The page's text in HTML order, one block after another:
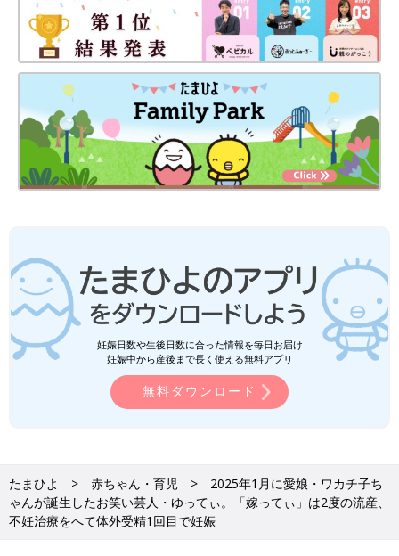
妊娠日数や生後日数に合った情報を毎日お届け
妊娠中から産後まで長く使える無料アプリ
無料ダウンロード
たまひよ 赤ちゃん・育児
2025年1月に愛娘・ワカチ子ち
ゃんが誕生したお笑い芸人・ゆってぃ。「嫁ってぃ」は2度の流産、
不妊治療をへて体外受精1回目で妊娠